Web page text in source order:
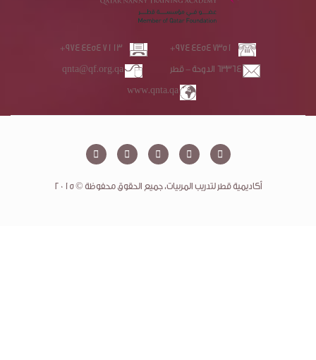
+974 4454 7351
+974 4454 7113
63364 الدوحة - قطر
qnta@qf.org.qa
www.qnta.qa
أكاديمية قطر لتدريب المربيات، جميع الحقوق محفوظة © ٢٠١٥